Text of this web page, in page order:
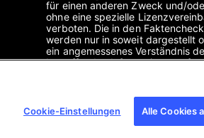
für einen anderen Zweck und/
ohne eine spezielle
verboten. Die in den
werden nur in soweit dargestellt
ein angemessenes Verständnis
betreffenden Informationen
keine Lizenz für sie und
sie. AFP und ihr Logo sind
Cookie-Einstellungen Alle Cookies